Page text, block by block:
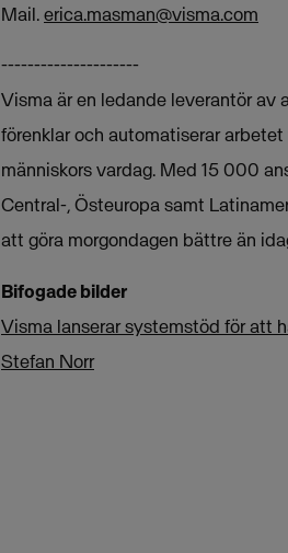
Mail.erica.masman@visma.com
---------------------
Visma är en ledande leverantör av
förenklar och automatiserar
människors vardag. Med 15 000
Central-, Östeuropa samt
att göra morgondagen bättre än
Bifogade bilder
Visma lanserar systemstöd för att
Stefan Norr